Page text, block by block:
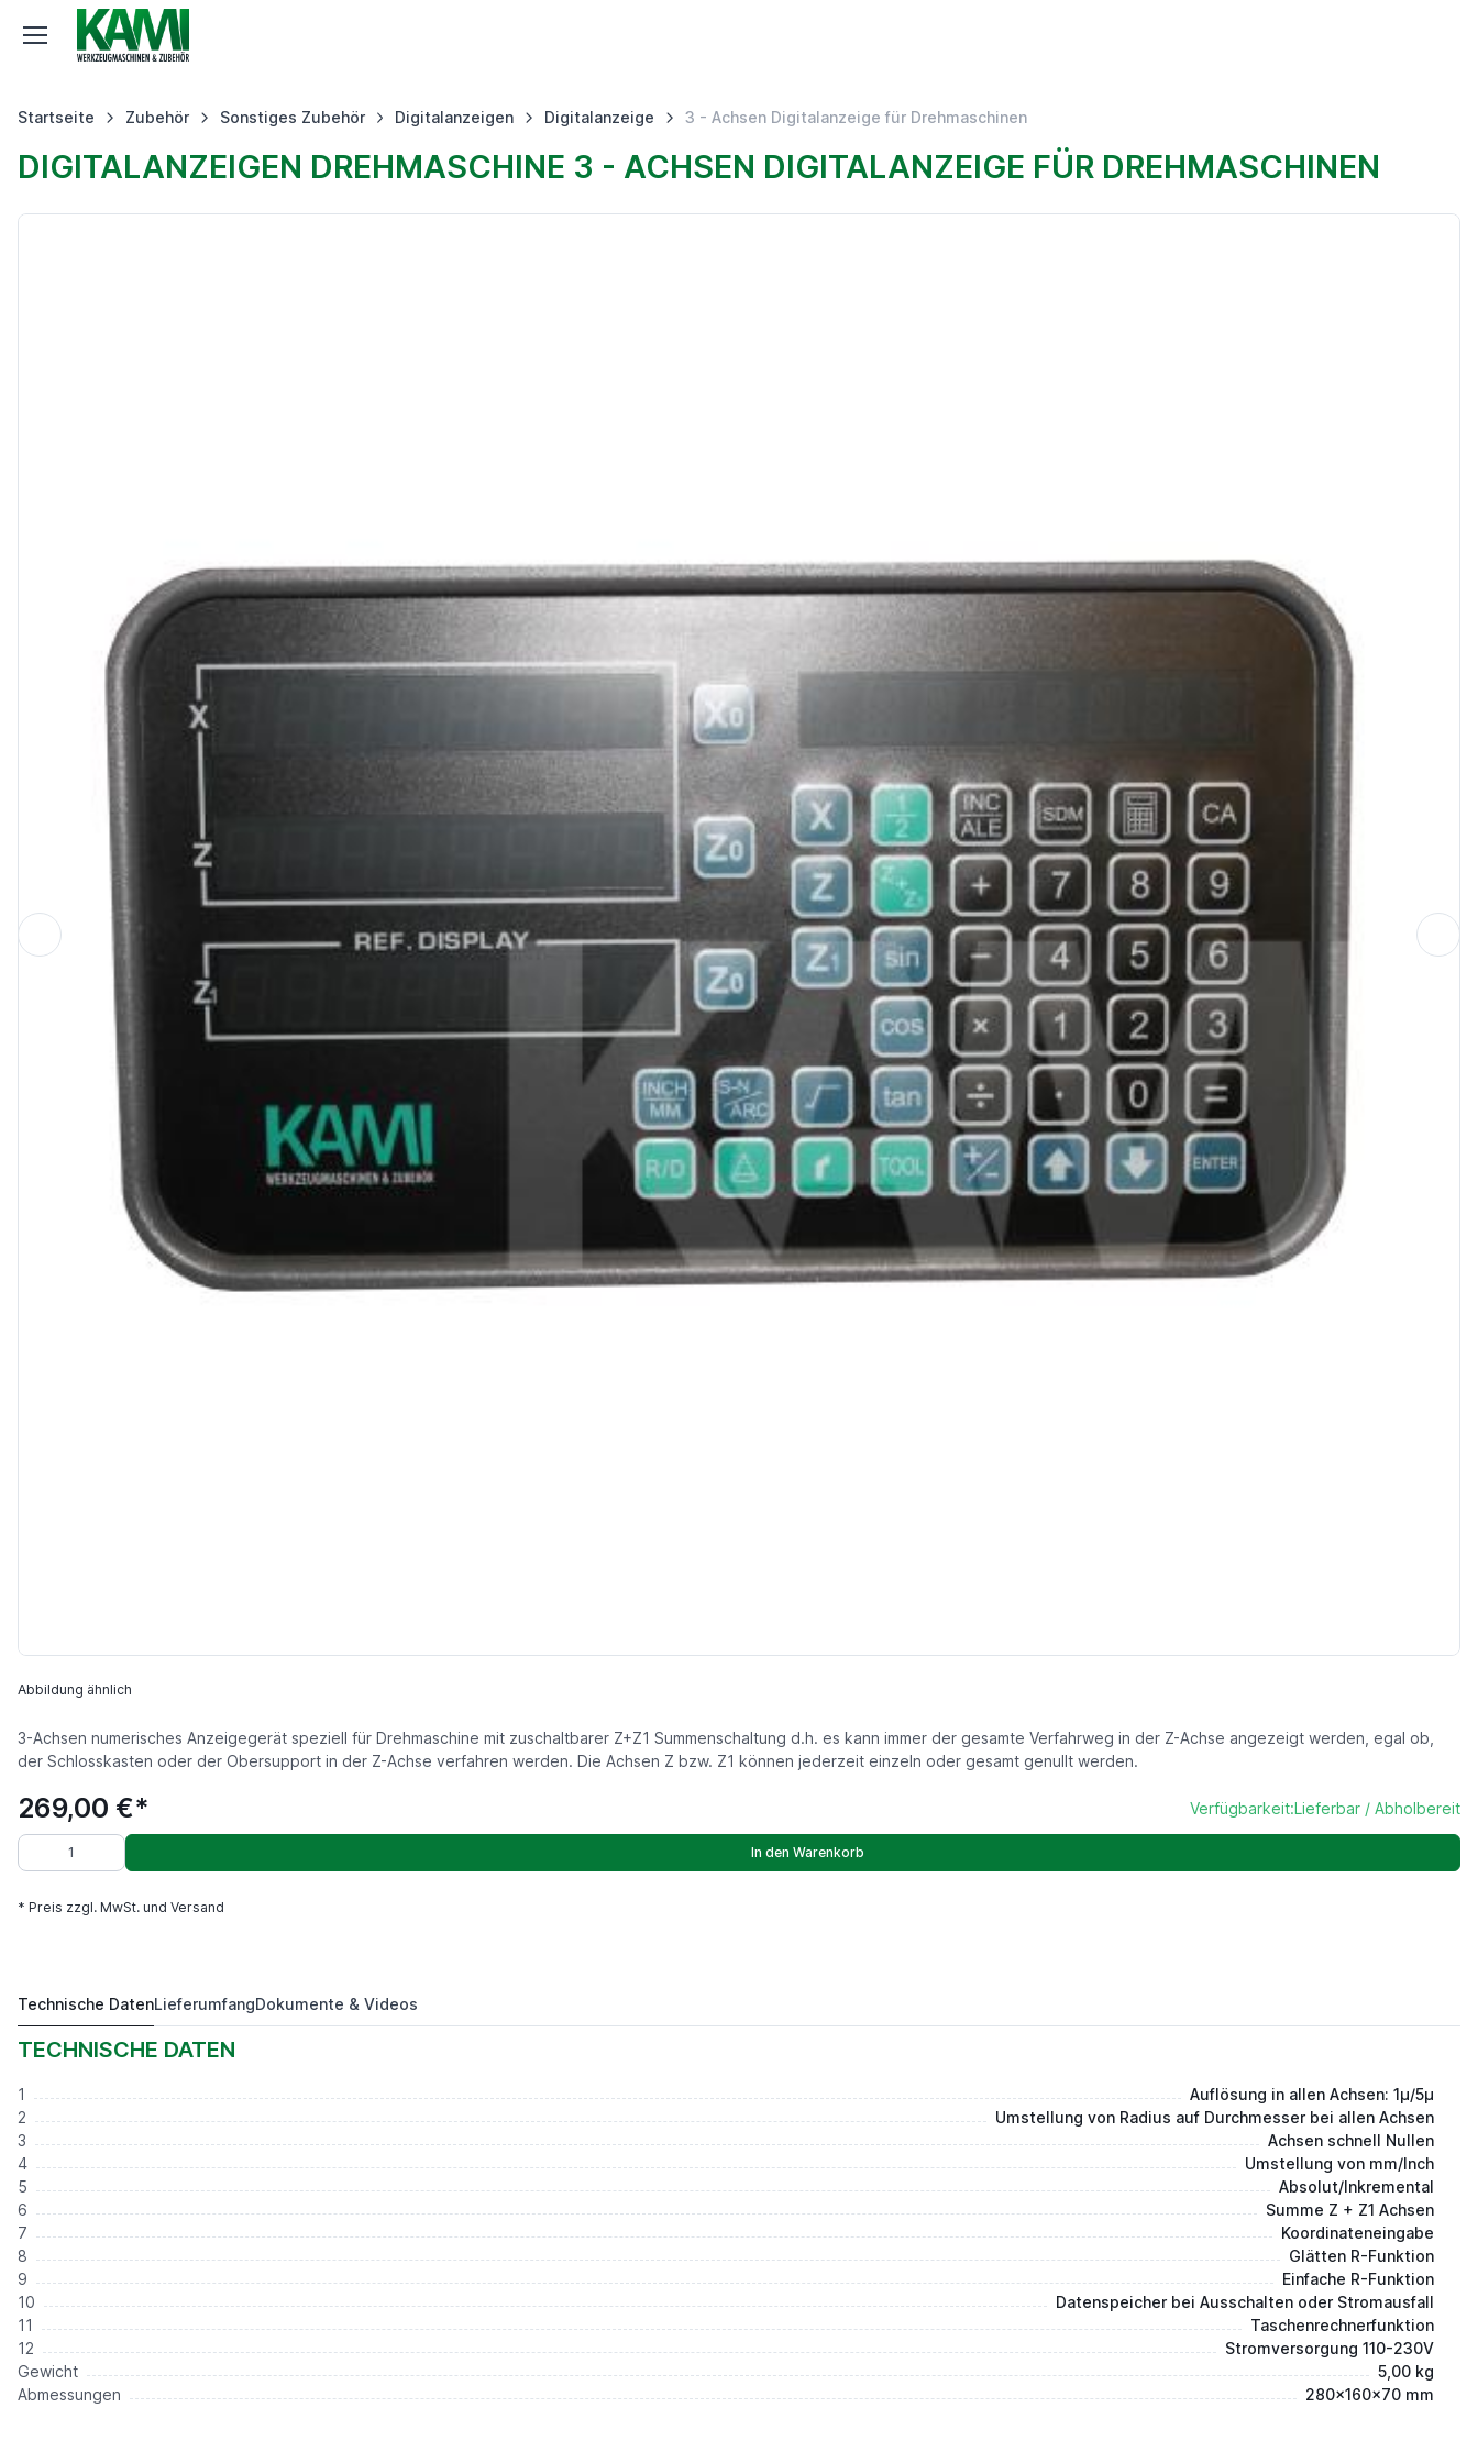
Startseite Zubehör Sonstiges Zubehör Digitalanzeigen Digitalanzeige 3 - Achsen Digitalanzeige für Drehmaschinen
DIGITALANZEIGEN DREHMASCHINE 3 - ACHSEN DIGITALANZEIGE FÜR DREHMASCHINEN
Abbildung ähnlich
3-Achsen numerisches Anzeigegerät speziell für Drehmaschine mit zuschaltbarer Z+Z1 Summenschaltung d.h. es kann immer der gesamte Verfahrweg in der Z-Achse angezeigt werden, egal ob,
der Schlosskasten oder der Obersupport in der Z-Achse verfahren werden. Die Achsen Z bzw. Z1 können jederzeit einzeln oder gesamt genullt werden.
269,00 €* Verfügbarkeit:Lieferbar / Abholbereit
In den Warenkorb
* Preis zzgl. MwSt. und Versand
3 - Achsen Digitalanzeige für Drehmaschinen
269,00 €*
Technische DatenLieferumfangDokumente & Videos
TECHNISCHE DATEN
1
Auflösung in allen Achsen: 1µ/5µ
2
Umstellung von Radius auf Durchmesser bei allen Achsen
3
Achsen schnell Nullen
4
Umstellung von mm/Inch
5
Absolut/Inkremental
6
Summe Z + Z1 Achsen
7
Koordinateneingabe
8
Glätten R-Funktion
9
Einfache R-Funktion
10
Datenspeicher bei Ausschalten oder Stromausfall
11
Taschenrechnerfunktion
12
Stromversorgung 110-230V
Gewicht
5,00 kg
Abmessungen
280x160x70 mm